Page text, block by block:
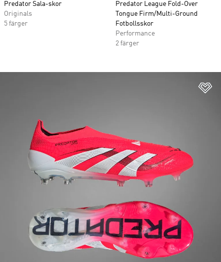
Predator Sala-skor
Originals
5 färger
Predator League Fold-Over
Tongue Firm/Multi-Ground
Fotbollsskor
Performance
2 färger